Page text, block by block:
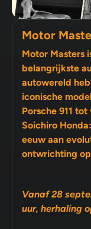
Motor
Motor Masters
belangrijkste
autowereld
iconische
Porsche 911 tot visionairs als Enzo Ferrari en
Soichiro
eeuw aan evolutie,
ontwrichting
Vanaf 28
uur, herhaling